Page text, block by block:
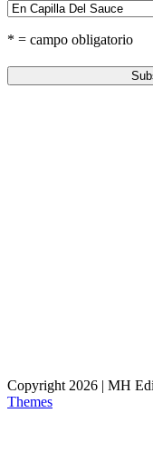
* = campo obligatorio
Copyright 2026 | MH
Themes